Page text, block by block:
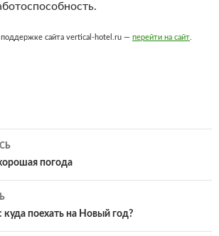
поддержке сайта vertical-hotel.ru — перейти на сайт.
погода
куда поехать на Новый год?